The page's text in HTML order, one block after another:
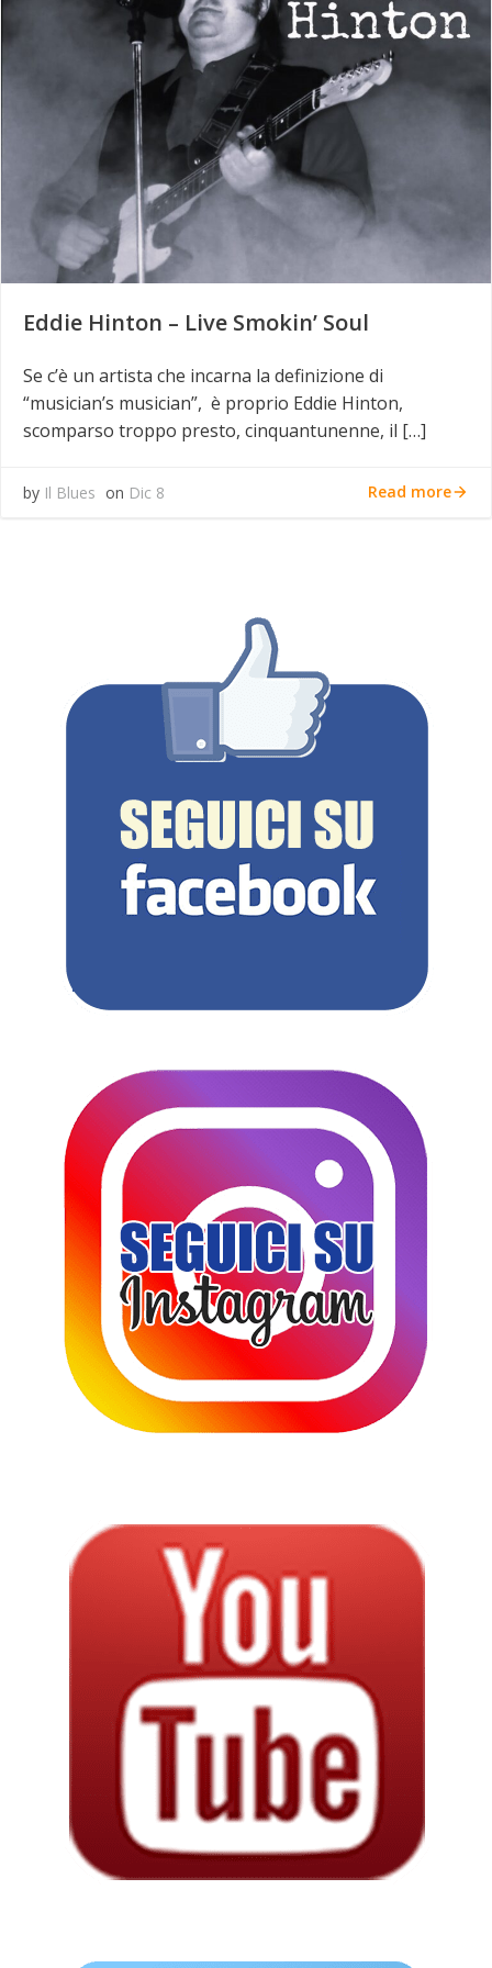
Eddie Hinton – Live Smokin’ Soul
Se c’è un artista che incarna la definizione di
“musician’s musician”, è proprio Eddie Hinton,
scomparso troppo presto, cinquantunenne, il […]
by Il Blues on Dic 8 Read more